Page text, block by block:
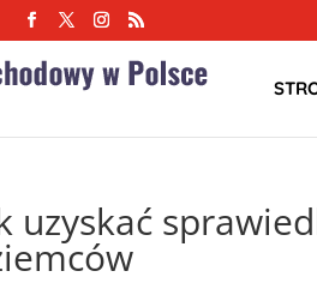
uzyskać